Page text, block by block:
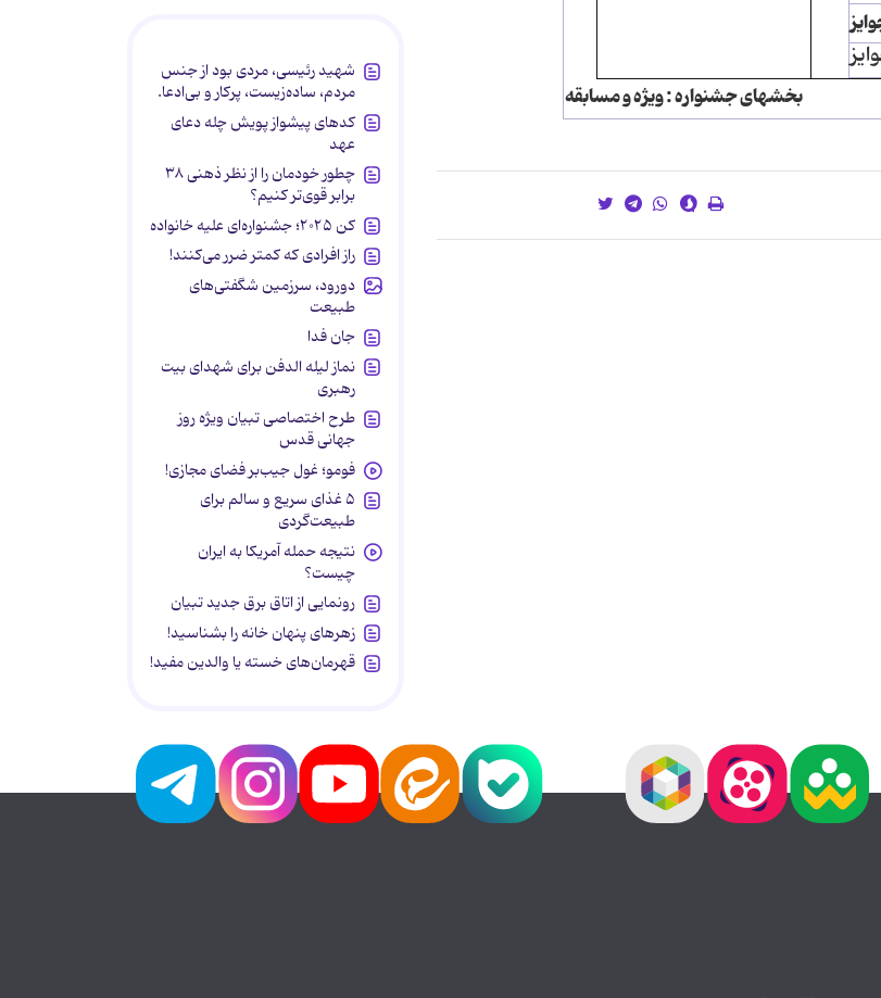
بخشهای جشنواره : ویژه و مسابقه
شهید رئیسی، مردی بود از جنس
مردم، ساده‌زیست، پرکار و بی‌ادعا.
کدهای پیشواز پویش چله دعای
عهد
چطور خودمان را از نظر ذهنی ۳۸
برابر قوی‌تر کنیم؟
کن ۲۰۲۵؛ جشنواره‌ای علیه خانواده
راز افرادی که کمتر ضرر می‌کنند!
دورود، سرزمین شگفتی‌های
طبیعت
جان فدا
نماز لیله الدفن برای شهدای بیت
رهبری
طرح اختصاصی تبیان ویژه روز
جهانی قدس
فومو؛ غول جیب‌بر فضای مجازی!
۵ غذای سریع و سالم برای
طبیعت‌گردی
نتیجه حمله آمریکا به ایران
چیست؟
رونمایی از اتاق برق جدید تبیان
زهرهای پنهان خانه را بشناسید!
قهرمان‌های خسته یا والدین مفید!